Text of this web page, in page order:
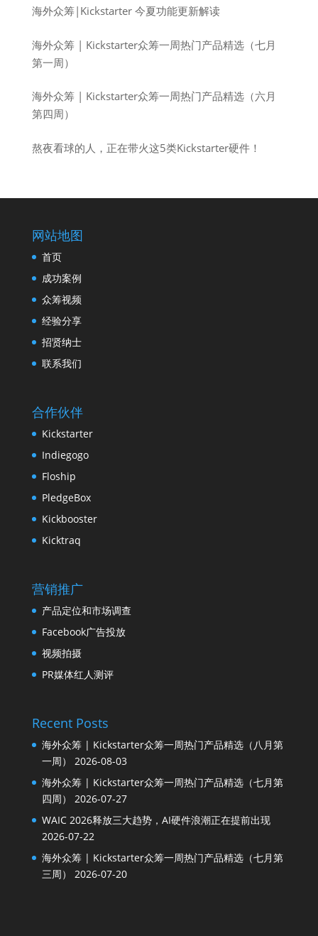
海外众筹|Kickstarter 今夏功能更新解读
海外众筹 | Kickstarter众筹一周热门产品精选（七月
第一周）
海外众筹 | Kickstarter众筹一周热门产品精选（六月
第四周）
熬夜看球的人，正在带火这5类Kickstarter硬件！
网站地图
首页
成功案例
众筹视频
经验分享
招贤纳士
联系我们
合作伙伴
Kickstarter
Indiegogo
Floship
PledgeBox
Kickbooster
Kicktraq
营销推广
产品定位和市场调查
Facebook广告投放
视频拍摄
PR媒体红人测评
Recent Posts
海外众筹 | Kickstarter众筹一周热门产品精选（八月第
一周）
2026-08-03
海外众筹 | Kickstarter众筹一周热门产品精选（七月第
四周）
2026-07-27
WAIC 2026释放三大趋势，AI硬件浪潮正在提前出现
2026-07-22
海外众筹 | Kickstarter众筹一周热门产品精选（七月第
三周）
2026-07-20